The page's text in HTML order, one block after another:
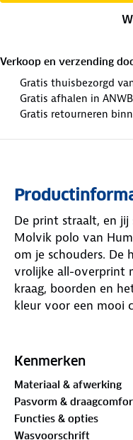
Verkoop en verzending
Gratis thuisbezorgd
Gratis afhalen in
Gratis retourneren
De print straalt, en
Molvik polo van
om je schouders. De
vrolijke all-overprint
kraag, boorden en
kleur voor een mooi
Door de ademende
lichtblauw? De keuze
Materiaal:
Kenmerken
Materiaal & afwerking
Pasvorm &
Functies & opties
Wasvoorschrift